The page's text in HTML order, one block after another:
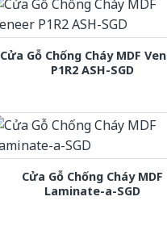
Cửa Gỗ Chống Cháy MDF
P1R2 ASH-SGD
Cửa Gỗ Chống Cháy MDF
Laminate-a-SGD